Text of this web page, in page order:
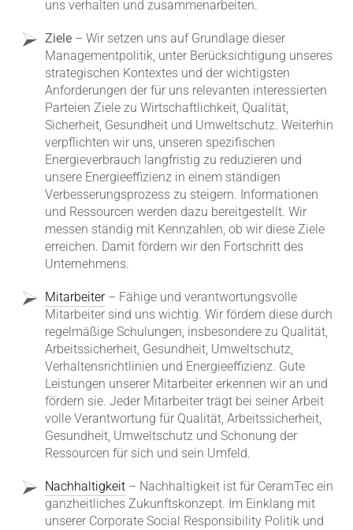
uns verhalten und zusammenarbeiten.
Ziele – Wir setzen uns auf Grundlage dieser
Managementpolitik, unter Berücksichtigung unseres
strategischen Kontextes und der wichtigsten
Anforderungen der für uns relevanten interessierten
Parteien Ziele zu Wirtschaftlichkeit, Qualität,
Sicherheit, Gesundheit und Umweltschutz. Weiterhin
verpflichten wir uns, unseren spezifischen
Energieverbrauch langfristig zu reduzieren und
unsere Energieeffizienz in einem ständigen
Verbesserungsprozess zu steigern. Informationen
und Ressourcen werden dazu bereitgestellt. Wir
messen ständig mit Kennzahlen, ob wir diese Ziele
erreichen. Damit fördern wir den Fortschritt des
Unternehmens.
Mitarbeiter– Fähige und verantwortungsvolle
Mitarbeiter sind uns wichtig. Wir fördern diese durch
regelmäßige Schulungen, insbesondere zu Qualität,
Arbeitssicherheit, Gesundheit, Umweltschutz,
Verhaltensrichtlinien und Energieeffizienz. Gute
Leistungen unserer Mitarbeiter erkennen wir an und
fördern sie. Jeder Mitarbeiter trägt bei seiner Arbeit
volle Verantwortung für Qualität, Arbeitssicherheit,
Gesundheit, Umweltschutz und Schonung der
Ressourcen für sich und sein Umfeld.
Nachhaltigkeit – Nachhaltigkeit ist für CeramTec ein
ganzheitliches Zukunftskonzept. Im Einklang mit
unserer Corporate Social Responsibility Politik und